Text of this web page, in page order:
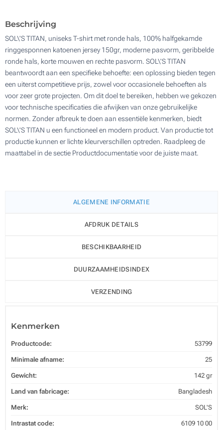
Beschrijving
SOL\'S TITAN, uniseks T-shirt met ronde hals, 100% halfgekamde
ringgesponnen katoenen jersey 150gr, moderne pasvorm, geribbelde
ronde hals, korte mouwen en rechte pasvorm. SOL\'S TITAN
beantwoordt aan een specifieke behoefte: een oplossing bieden tegen
een uiterst competitieve prijs, zowel voor occasionele behoeften als
voor zeer grote projecten. Om dit doel te bereiken, hebben we gekozen
voor technische specificaties die afwijken van onze gebruikelijke
normen. Zonder afbreuk te doen aan essentiële kenmerken, biedt
SOL\'S TITAN u een functioneel en modern product. Van productie tot
productie kunnen er lichte kleurverschillen optreden. Raadpleeg de
maattabel in de sectie Productdocumentatie voor de juiste maat.
ALGEMENE INFORMATIE
AFDRUK DETAILS
BESCHIKBAARHEID
DUURZAAMHEIDSINDEX
VERZENDING
Kenmerken
Productcode: 53799
Minimale afname: 25
Gewicht: 142 gr
Land van fabricage: Bangladesh
Merk: SOL'S
Intrastat code: 6109 10 00